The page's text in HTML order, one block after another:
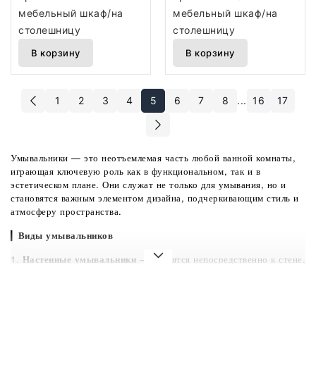
мебельный шкаф/на
столешницу
В корзину
мебельный шкаф/на
столешницу
В корзину
1 2 3 4 5 6 7 8 ... 16 17
Умывальники — это неотъемлемая часть любой ванной комнаты,
играющая ключевую роль как в функциональном, так и в
эстетическом плане. Они служат не только для умывания, но и
становятся важным элементом дизайна, подчеркивающим стиль и
атмосферу пространства.
▎ Виды умывальников
1. Настенные умывальники — крепятся непосредственно к стене,